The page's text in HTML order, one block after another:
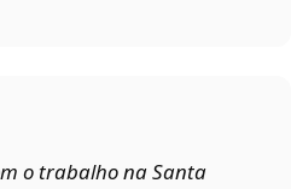
o trabalho na Santa